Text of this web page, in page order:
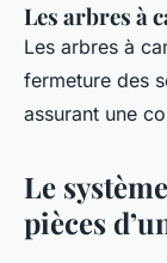
Les arbres à
Les arbres à
fermeture des
assurant une
Le
pièces